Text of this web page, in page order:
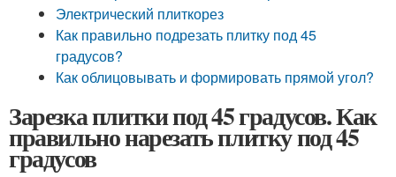
Электрический плиткорез
Как правильно подрезать плитку под 45
градусов?
Как облицовывать и формировать прямой угол?
Зарезка плитки под 45 градусов. Как
правильно нарезать плитку под 45
градусов